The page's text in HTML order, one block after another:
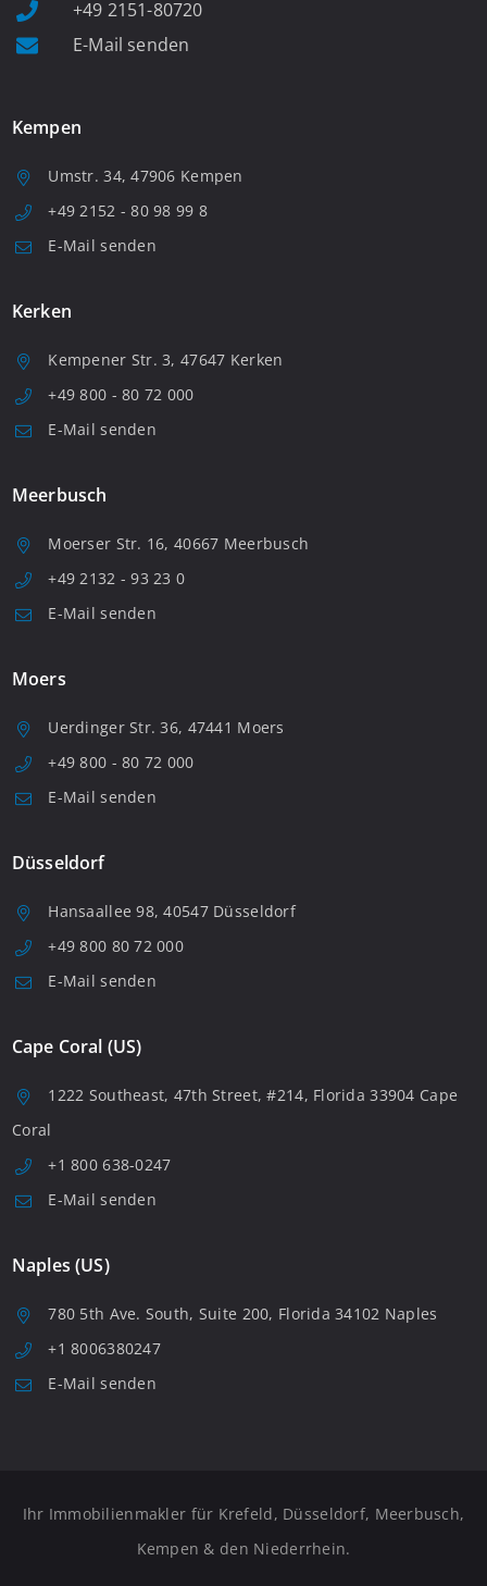
+49 2151-80720
E-Mail senden
Kempen
Umstr. 34, 47906 Kempen
+49 2152 - 80 98 99 8
E-Mail senden
Kerken
Kempener Str. 3, 47647 Kerken
+49 800 - 80 72 000
E-Mail senden
Meerbusch
Moerser Str. 16, 40667 Meerbusch
+49 2132 - 93 23 0
E-Mail senden
Moers
Uerdinger Str. 36, 47441 Moers
+49 800 - 80 72 000
E-Mail senden
Düsseldorf
Hansaallee 98, 40547 Düsseldorf
+49 800 80 72 000
E-Mail senden
Cape Coral (US)
1222 Southeast, 47th Street, #214, Florida 33904 Cape
Coral
+1 800 638-0247
E-Mail senden
Naples (US)
780 5th Ave. South, Suite 200, Florida 34102 Naples
+1 8006380247
E-Mail senden
Ihr Immobilienmakler für Krefeld, Düsseldorf, Meerbusch,
Kempen & den Niederrhein.